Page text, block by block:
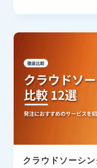
クラウドソーシ